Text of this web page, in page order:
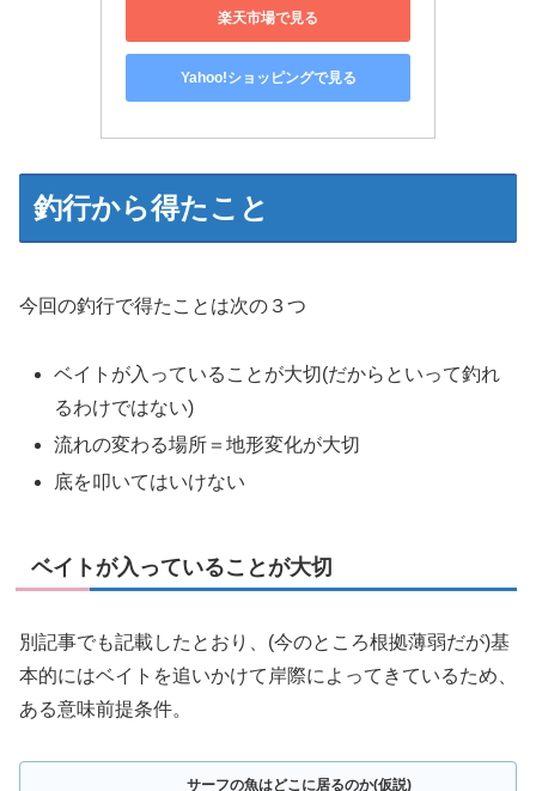
楽天市場で見る
Yahoo!ショッピングで見る
釣行から得たこと
今回の釣行で得たことは次の３つ
ベイトが入っていることが大切(だからといって釣れ
るわけではない)
流れの変わる場所＝地形変化が大切
底を叩いてはいけない
ベイトが入っていることが大切
別記事でも記載したとおり、(今のところ根拠薄弱だが)基
本的にはベイトを追いかけて岸際によってきているため、
ある意味前提条件。
サーフの魚はどこに居るのか(仮説)